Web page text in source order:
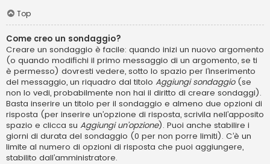
Top
Come creo un sondaggio?
Creare un sondaggio è facile: quando inizi un nuovo argomento
(o quando modifichi il primo messaggio di un argomento, se ti
è permesso) dovresti vedere, sotto lo spazio per l’inserimento
del messaggio, un riquadro dal titolo Aggiungi sondaggio(se
non lo vedi, probabilmente non hai il diritto di creare sondaggi).
Basta inserire un titolo per il sondaggio e almeno due opzioni di
risposta (per inserire un’opzione di risposta, scrivila nell’apposito
spazio e clicca su Aggiungi un’opzione). Puoi anche stabilire i
giorni di durata del sondaggio (0 per non porre limiti). C’è un
limite al numero di opzioni di risposta che puoi aggiungere,
stabilito dall’amministratore.